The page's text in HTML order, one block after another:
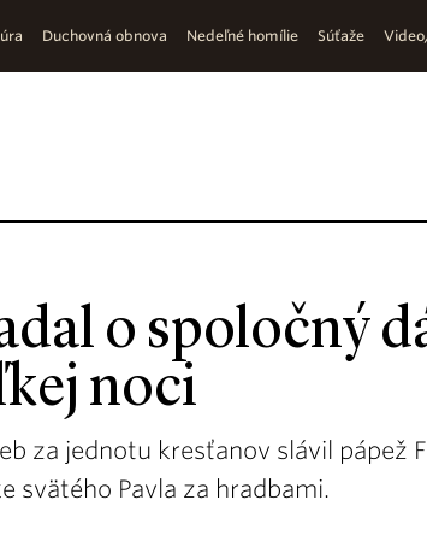
Duchovná obnova Nedeľné homílie Súťaže
o spoločný
noci
za jednotu kresťanov slávil pápež
svätého Pavla za hradbami.